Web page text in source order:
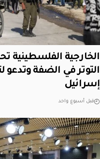
الخارجية الفلسطينية
التوتر في الضفة
إسرائيل
قبل أسبوع واحد